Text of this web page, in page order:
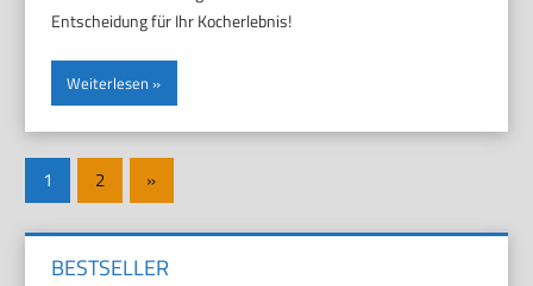
Entscheidung für Ihr Kocherlebnis!
Weiterlesen
Seitennummerierung
der
Beiträge
1 2
Nächste
Beiträge
»
BESTSELLER